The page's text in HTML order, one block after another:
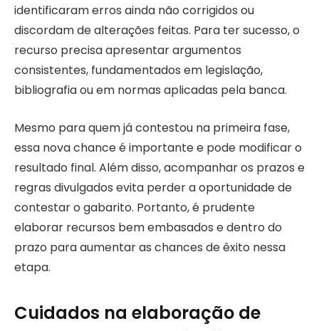
identificaram erros ainda não corrigidos ou
discordam de alterações feitas. Para ter sucesso, o
recurso precisa apresentar argumentos
consistentes, fundamentados em legislação,
bibliografia ou em normas aplicadas pela banca.
Mesmo para quem já contestou na primeira fase,
essa nova chance é importante e pode modificar o
resultado final. Além disso, acompanhar os prazos e
regras divulgados evita perder a oportunidade de
contestar o gabarito. Portanto, é prudente
elaborar recursos bem embasados e dentro do
prazo para aumentar as chances de êxito nessa
etapa.
Cuidados na elaboração de